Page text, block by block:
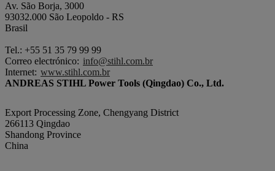
Av. São Borja, 3000
93032.000 São Leopoldo - RS
Brasil
Tel.: +55 51 35 79 99 99
Correo electrónico: info@stihl.com.br
Internet: www.stihl.com.br
ANDREAS STIHL Power Tools (Qingdao) Co., Ltd.
Export Processing Zone, Chengyang District
266113 Qingdao
Shandong Province
China